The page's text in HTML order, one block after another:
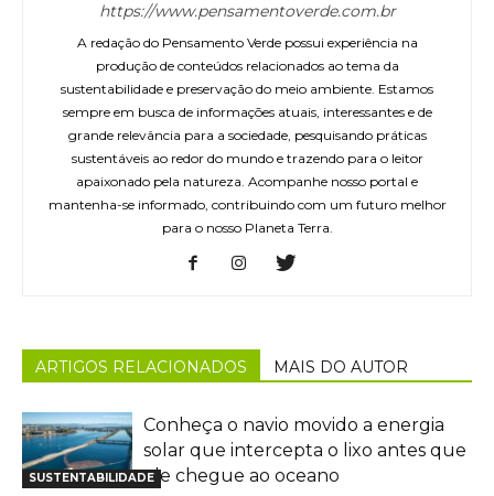
https://www.pensamentoverde.com.br
A redação do Pensamento Verde possui experiência na
produção de conteúdos relacionados ao tema da
sustentabilidade e preservação do meio ambiente. Estamos
sempre em busca de informações atuais, interessantes e de
grande relevância para a sociedade, pesquisando práticas
sustentáveis ao redor do mundo e trazendo para o leitor
apaixonado pela natureza. Acompanhe nosso portal e
mantenha-se informado, contribuindo com um futuro melhor
para o nosso Planeta Terra.
ARTIGOS RELACIONADOS MAIS DO AUTOR
SUSTENTABILIDADE
Conheça o navio movido a energia
solar que intercepta o lixo antes que
ele chegue ao oceano